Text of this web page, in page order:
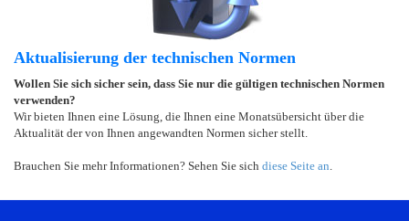
Aktualisierung der technischen Normen
Wollen Sie sich sicher sein, dass Sie nur die gültigen technischen Normen
verwenden?
Wir bieten Ihnen eine Lösung, die Ihnen eine Monatsübersicht über die
Aktualität der von Ihnen angewandten Normen sicher stellt.
Brauchen Sie mehr Informationen? Sehen Sie sich diese Seite an